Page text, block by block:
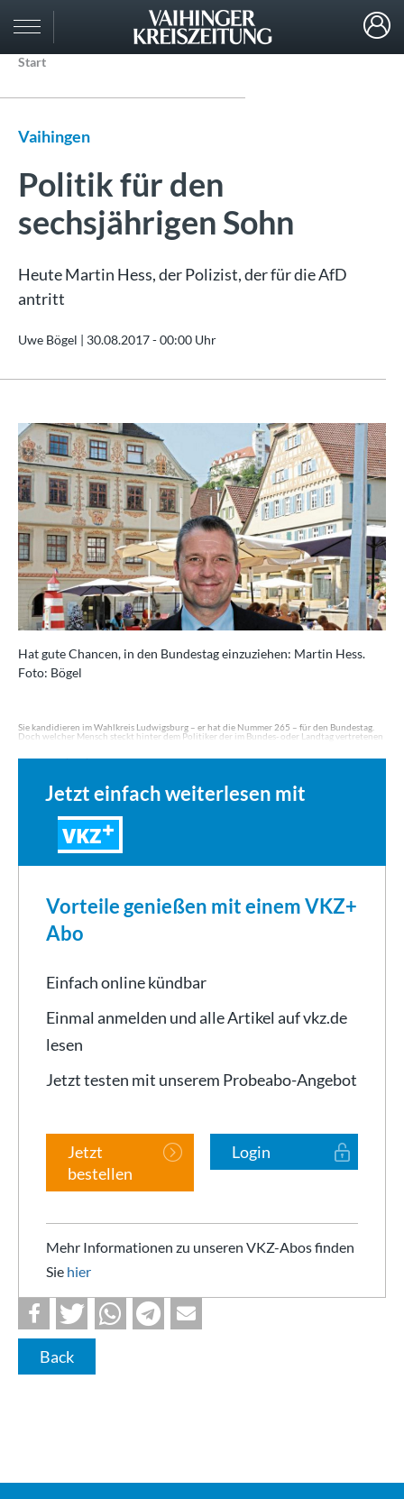
Start
Vaihingen
Politik für den
sechsjährigen Sohn
Heute Martin Hess, der Polizist, der für die AfD
antritt
Uwe Bögel | 30.08.2017 - 00:00 Uhr
Hat gute Chancen, in den Bundestag einzuziehen: Martin Hess.
Foto: Bögel
Sie kandidieren im Wahlkreis Ludwigsburg – er hat die Nummer 265 – für den Bundestag.
Doch welcher Mensch steckt hinter dem Politiker der im Bundes- oder Landtag vertretenen
Jetzt einfach weiterlesen mit
VKZ
Vorteile genießen mit einem VKZ+
Abo
Einfach online kündbar
Einmal anmelden und alle Artikel auf vkz.de
lesen
Jetzt testen mit unserem Probeabo-Angebot
Jetzt
bestellen
Login
Mehr Informationen zu unseren VKZ-Abos finden
Sie hier
Back